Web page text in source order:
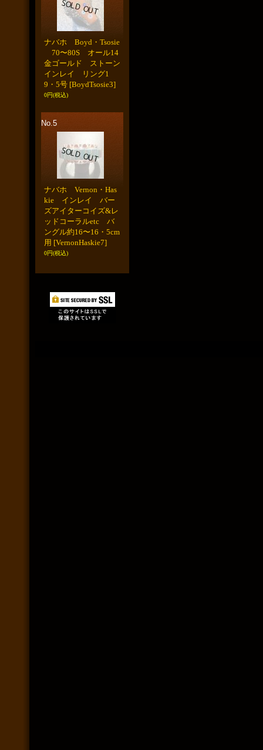
ナバホ Boyd・Tsosie
70〜80S オール14
金ゴールド ストーン
インレイ リング1
9・5号 [BoydTsosie3]
0円(税込)
No.5
ナバホ Vernon・Has
kie インレイ バー
ズアイターコイズ&レ
ッドコーラルetc バ
ングル約16〜16・5cm
用 [VernonHaskie7]
0円(税込)